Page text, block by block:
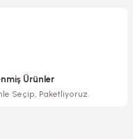
Ürünler
Seçip, Paketliyoruz.